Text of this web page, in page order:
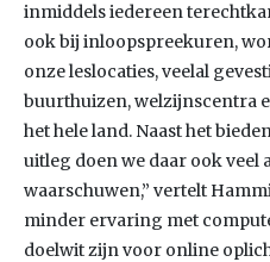
inmiddels iedereen
ook bij inloopspreekuren,
onze leslocaties, veelal
buurthuizen, welzijnscentra
het hele land. Naast het
uitleg doen we daar ook
waarschuwen,” vertelt
minder ervaring met
doelwit zijn voor online